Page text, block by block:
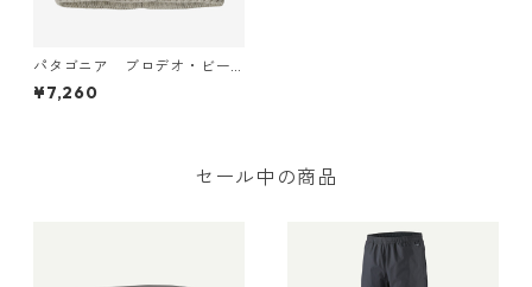
パタゴニア ブロデオ・ビー
ニー (カラー OG Legacy La
bel: Crisp Grey) Patagonia
¥7,260
セール中の商品